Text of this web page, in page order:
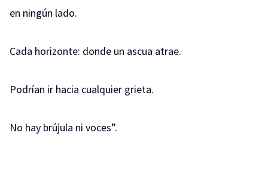
en ningún lado.
Cada horizonte: donde un ascua atrae.
Podrían ir hacia cualquier grieta.
No hay brújula ni voces”.